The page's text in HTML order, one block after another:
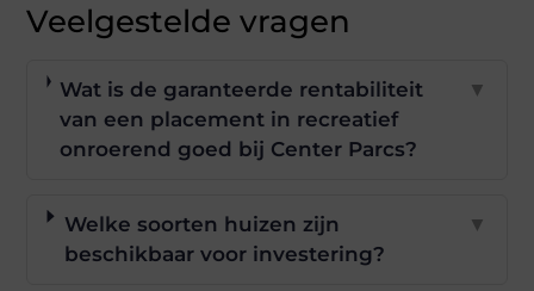
Veelgestelde vragen
Wat is de garanteerde rentabiliteit
van een placement in recreatief
onroerend goed bij Center Parcs?
▼
Welke soorten huizen zijn
beschikbaar voor investering?
▼